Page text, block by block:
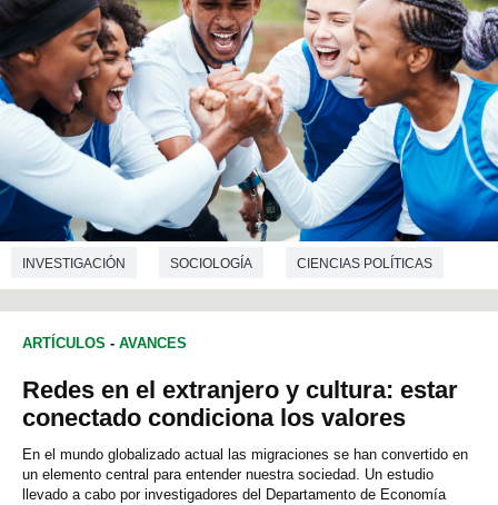
INVESTIGACIÓN SOCIOLOGÍA CIENCIAS POLÍTICAS
ARTÍCULOS - AVANCES
Redes en el extranjero y cultura: estar
conectado condiciona los valores
En el mundo globalizado actual las migraciones se han convertido en
un elemento central para entender nuestra sociedad. Un estudio
llevado a cabo por investigadores del Departamento de Economía